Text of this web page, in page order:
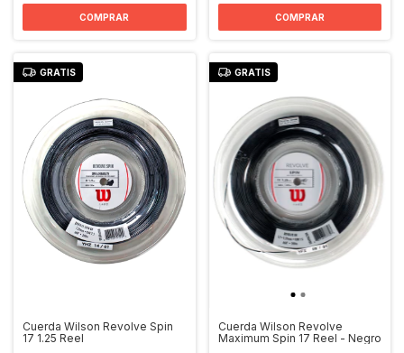
GRATIS
Cuerda Wilson Revolve Spin
17 1.25 Reel
GRATIS
Cuerda Wilson Revolve
Maximum Spin 17 Reel - Negro